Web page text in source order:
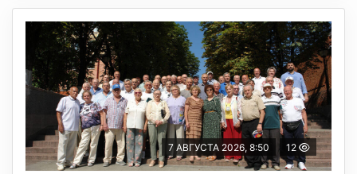
7 АВГУСТА 2026, 8:50 12